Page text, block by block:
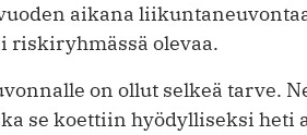
aikana
riskiryhmässä olevaa.
on ollut selkeä tarve.
se koettiin hyödylliseksi heti